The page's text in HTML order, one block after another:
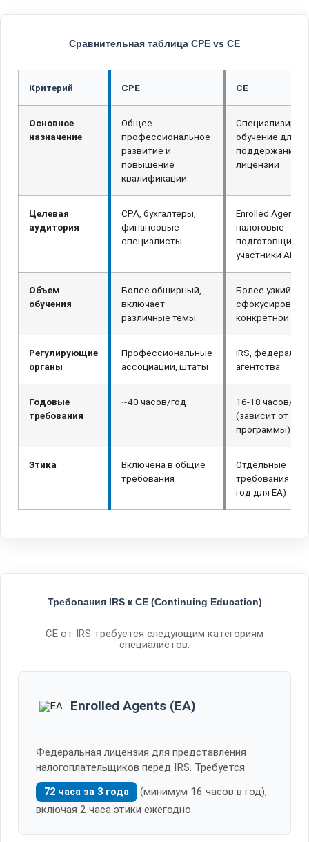
Сравнительная таблица CPE vs CE
Критерий CPE CE
Основное
назначение
Общее
профессиональное
развитие и
повышение
квалификации
обучение для
поддержания
лицензии
Целевая
аудитория
CPA, бухгалтеры,
финансовые
специалисты
Enrolled Agents,
налоговые
подготовщики,
участники AFSP
Объем
обучения
Более обширный,
включает
различные темы
Более узкий,
конкретной
Регулирующие
органы
Профессиональные
ассоциации, штаты
IRS,
агентства
Годовые
требования
~40 часов/год
16-18 часов/год
(зависит от
программы)
Этика
Включена в общие
требования
Отдельные
требования (2
год для EA)
Требования IRS к CE (Continuing Education)
CE от IRS требуется следующим категориям
специалистов:
Enrolled Agents (EA)
Федеральная лицензия для представления
налогоплательщиков перед IRS. Требуется
72 часа за 3 года
(минимум 16 часов в год),
включая 2 часа этики ежегодно.